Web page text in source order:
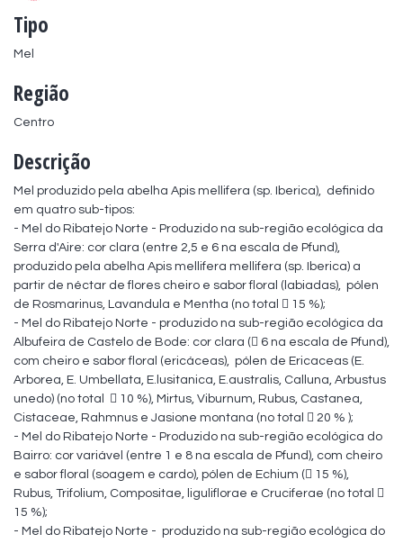
Tipo
Mel
Região
Centro
Descrição
Mel produzido pela abelha Apis mellifera (sp. Iberica),  definido
em quatro sub-tipos:
- Mel do Ribatejo Norte - Produzido na sub-região ecológica da
Serra d'Aire: cor clara (entre 2,5 e 6 na escala de Pfund),
produzido pela abelha Apis mellifera mellifera (sp. Iberica) a
partir de néctar de flores cheiro e sabor floral (labiadas),  pólen
de Rosmarinus, Lavandula e Mentha (no total  15 %);
- Mel do Ribatejo Norte - produzido na sub-região ecológica da
Albufeira de Castelo de Bode: cor clara ( 6 na escala de Pfund),
com cheiro e sabor floral (ericáceas),  pólen de Ericaceas (E.
Arborea, E. Umbellata, E.lusitanica, E.australis, Calluna, Arbustus
unedo) (no total   10 %), Mirtus, Viburnum, Rubus, Castanea,
Cistaceae, Rahmnus e Jasione montana (no total  20 % );
- Mel do Ribatejo Norte - Produzido na sub-região ecológica do
Bairro: cor variável (entre 1 e 8 na escala de Pfund), com cheiro
e sabor floral (soagem e cardo), pólen de Echium ( 15 %),
Rubus, Trifolium, Compositae, liguliflorae e Cruciferae (no total 
15 %);
- Mel do Ribatejo Norte -  produzido na sub-região ecológica do